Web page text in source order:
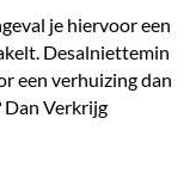
je hiervoor een
Desalniettemin
een verhuizing dan
Dan Verkrijg